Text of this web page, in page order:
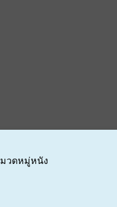
วดหมู่หนัง